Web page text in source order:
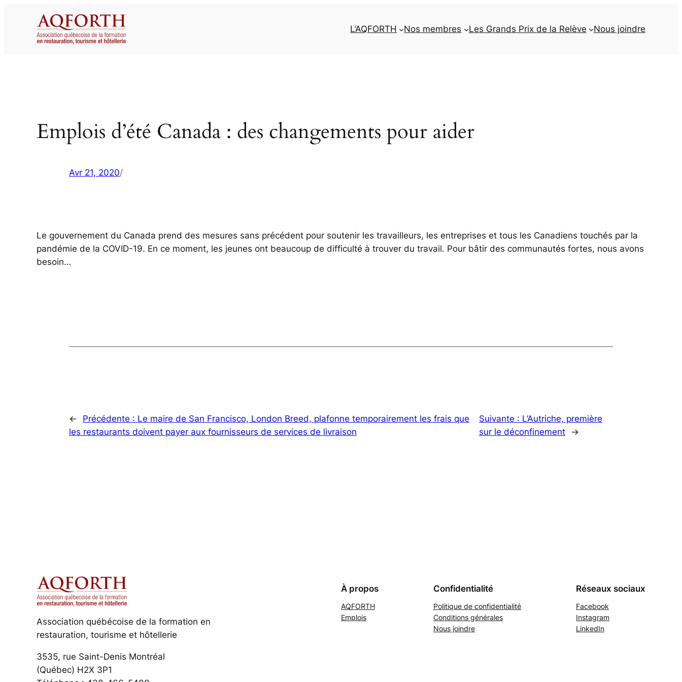
L’AQFORTH Nos membres Les Grands Prix de la Relève Nous joindre
Emplois d’été Canada : des changements pour aider
Avr 21, 2020/
Le gouvernement du Canada prend des mesures sans précédent pour soutenir les travailleurs, les entreprises et tous les Canadiens touchés par la
pandémie de la COVID-19. En ce moment, les jeunes ont beaucoup de difficulté à trouver du travail. Pour bâtir des communautés fortes, nous avons
besoin…
← Précédente : Le maire de San Francisco, London Breed, plafonne temporairement les frais que
les restaurants doivent payer aux fournisseurs de services de livraison
Suivante : L’Autriche, première
sur le déconfinement
→
Association québécoise de la formation en
restauration, tourisme et hôtellerie
3535, rue Saint-Denis Montréal
(Québec) H2X 3P1
À propos
AQFORTH
Emplois
Confidentialité
Politique de confidentialité
Conditions générales
Nous joindre
Réseaux sociaux
Facebook
Instagram
LinkedIn